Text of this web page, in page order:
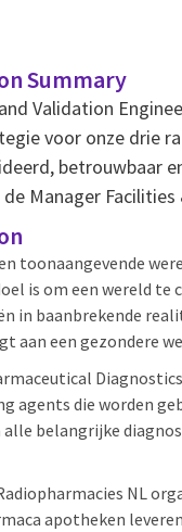
Summary
Validation
voor onze drie
betrouwbaar
Manager
toonaangevende
is om een wereld
in baanbrekende
aan een gezondere
agents die worden
belangrijke
NL
apotheken